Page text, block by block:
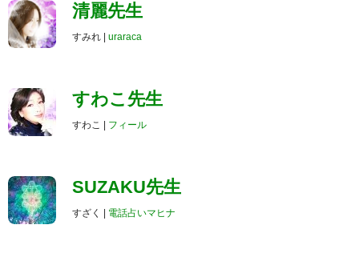
清麗先生
すみれ | uraraca
すわこ先生
すわこ | フィール
SUZAKU先生
すざく | 電話占いマヒナ